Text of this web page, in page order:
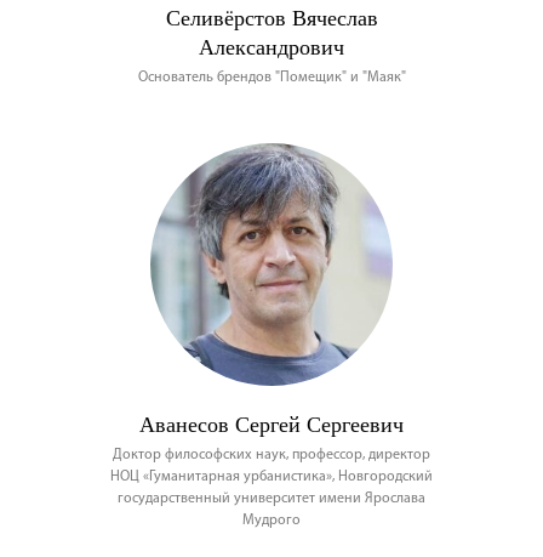
Селивёрстов Вячеслав
Александрович
Основатель брендов "Помещик" и "Маяк"
Аванесов Сергей Сергеевич
Доктор философских наук, профессор, директор
НОЦ «Гуманитарная урбанистика», Новгородский
государственный университет имени Ярослава
Мудрого